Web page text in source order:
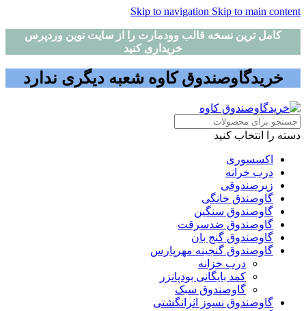
Skip to navigation Skip to main content
کامل ترین نسخه قالب وودمارت را از سایت نوین وردپرس
خریداری کنید
خریدگاوصندوق کاوه شعبه دیگری ندارد
دسته را انتخاب کنید
اکسسوری
درب خرانه
زیرصندوقی
گاوصندق خانگی
گاوصندوق سنگین
گاوصندوق ضدسرقت
گاوصندوق گنج بان
گاوصندوق گنجینه مهرپارس
درب خزانه
کمد بایگانی بودپانزر
گاوصندوق سبک
گاوصندوق نسوز اثرانگشتی